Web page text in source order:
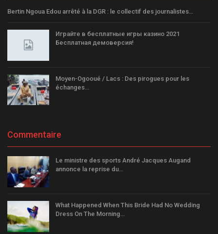
Bertin Ngoua Edou arrêté à la DGR : le collectif des journalistes…
Играйте в бесплатные игры казино 2021
Бесплатная демоверсия!
Moyen-Ogooué / Lacs : Des pirogues pour les
échanges…
Commentaire
Le ministre des sports André Jacques Augand
annonce la reprise du…
What Happened When This Bride Had No Wedding
Dress On The Morning…